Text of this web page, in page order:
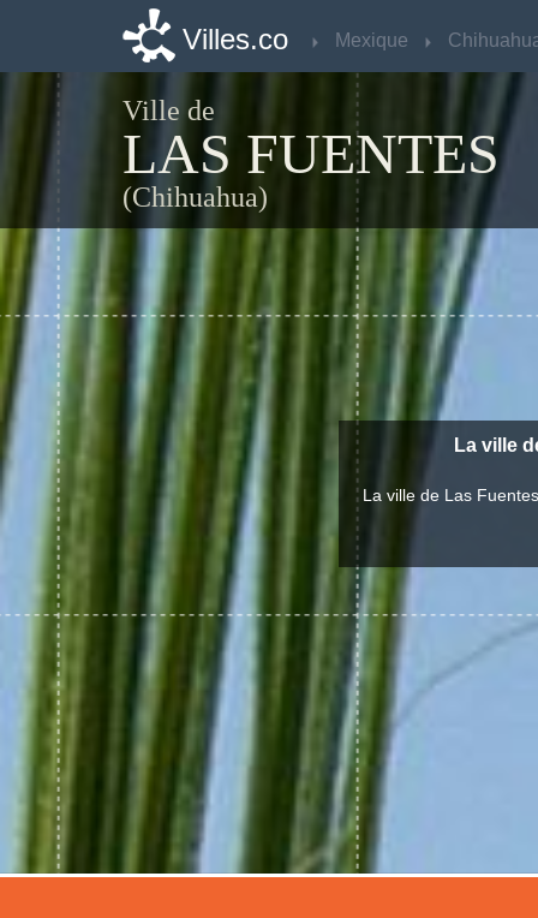
Villes.co Mexique
Ville de
LAS FUENTES
(Chihuahua)
La ville
La ville de Las
Villes.co Mexique